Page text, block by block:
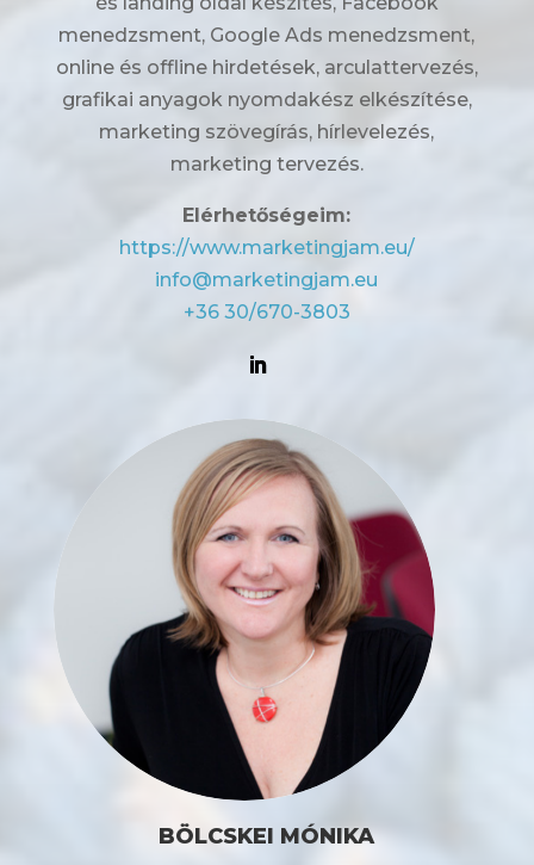
menedzsment, Google Ads menedzsment,
online és offline hirdetések, arculattervezés,
grafikai anyagok nyomdakész elkészítése,
marketing szövegírás, hírlevelezés,
marketing tervezés.
Elérhetőségeim:
https://www.marketingjam.eu/
info@marketingjam.eu
+36 30/670-3803
BÖLCSKEI MÓNIKA